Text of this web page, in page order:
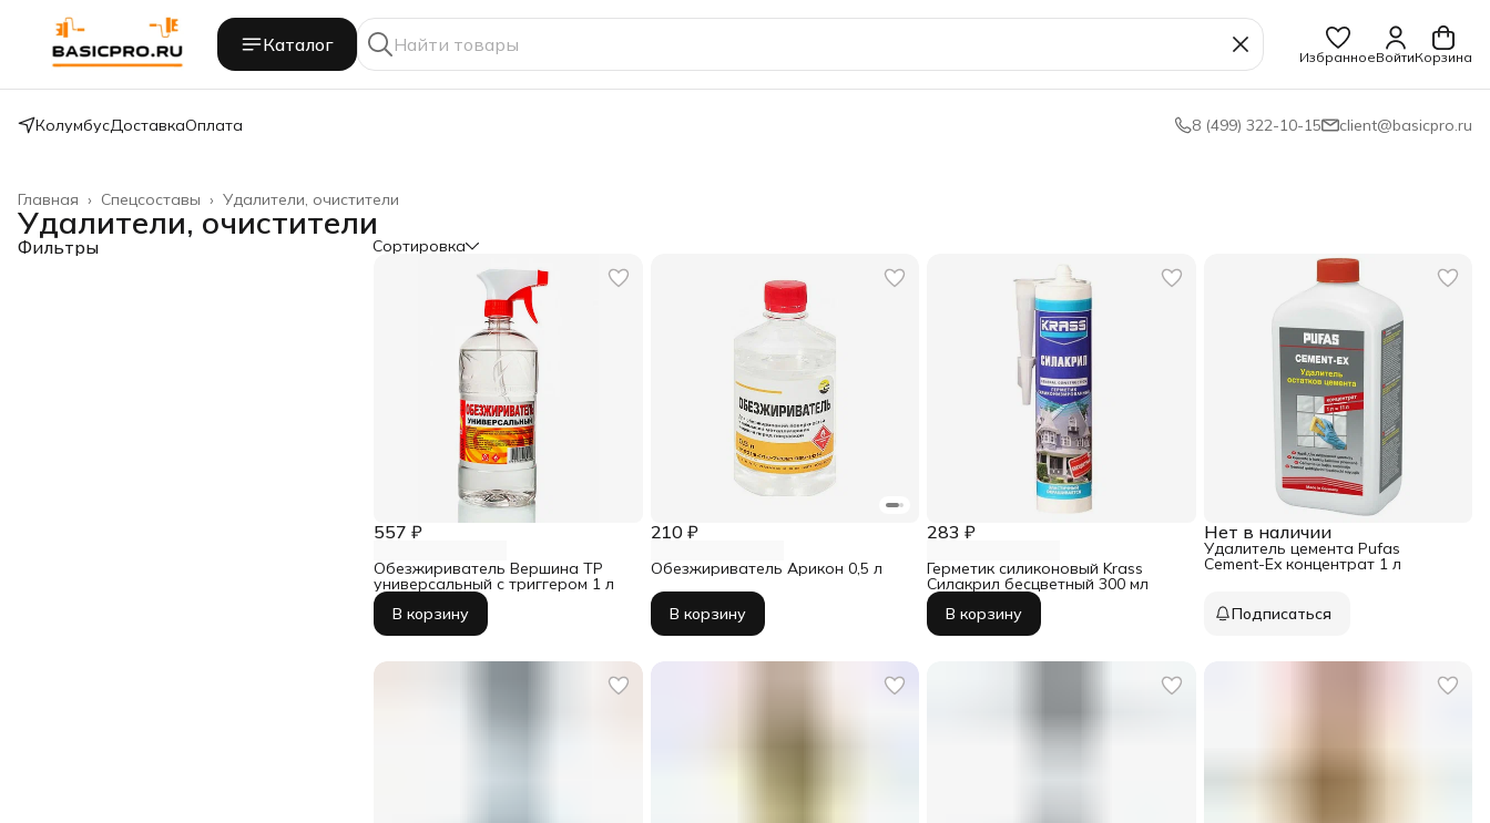
Каталог
ИзбранноеВойтиКорзина
КолумбусДоставкаОплата 8 (499) 322-10-15 client@basicpro.ru
Удалители, очистители
Спецсоставы ›
Главная ›
Удалители, очистители
Фильтры Сортировка
557 ₽
Обезжириватель Вершина ТР
универсальный с триггером 1 л
В корзину
210 ₽
Обезжириватель Арикон 0,5 л
В корзину
283 ₽
Герметик силиконовый Krass
Силакрил бесцветный 300 мл
В корзину
Нет в наличии
Удалитель цемента Pufas
Cement-Ex концентрат 1 л
Подписаться